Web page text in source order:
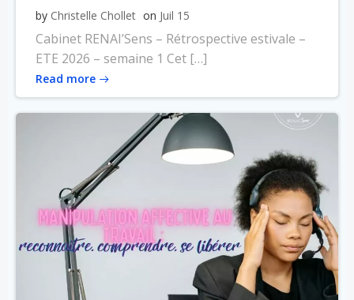
by Christelle Chollet on Juil 15
Cabinet RENAI’Sens – Rétrospective estivale –
ETE 2026 – semaine 1 Cet […]
Read more